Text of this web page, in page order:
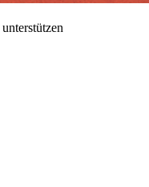
unterstützen